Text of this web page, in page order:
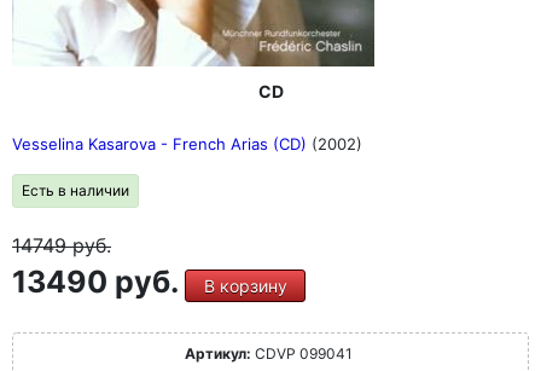
CD
Vesselina Kasarova - French Arias (CD) (2002)
Есть в наличии
14749руб.
13490 руб. В корзину
Артикул: CDVP 099041